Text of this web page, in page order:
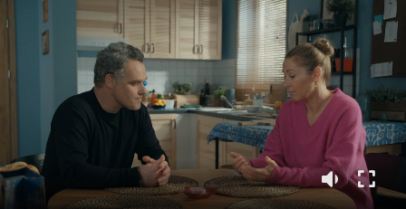
Barwy szczęścia